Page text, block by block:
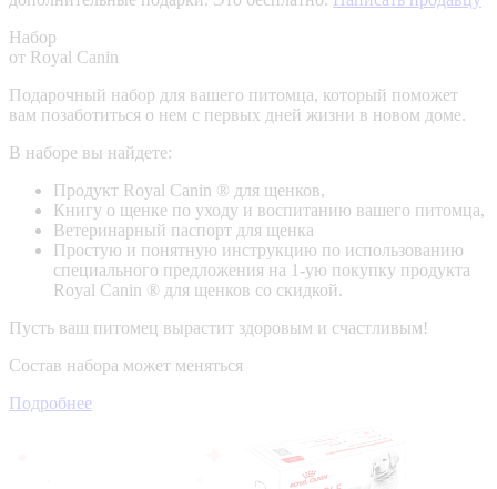
Набор
от Royal Canin
Подарочный набор для вашего питомца, который поможет
вам позаботиться о нем с первых дней жизни в новом доме.
В наборе вы найдете:
Продукт Royal Canin ® для щенков,
Книгу о щенке по уходу и воспитанию вашего питомца,
Ветеринарный паспорт для щенка
Простую и понятную инструкцию по использованию
специального предложения на 1-ую покупку продукта
Royal Canin ® для щенков со скидкой.
Пусть ваш питомец вырастит здоровым и счастливым!
Состав набора может меняться
Подробнее